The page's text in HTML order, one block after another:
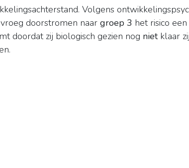
Volgens
doorstromen naar groep 3 het risico
doordat zij biologisch gezien nog nietklaar